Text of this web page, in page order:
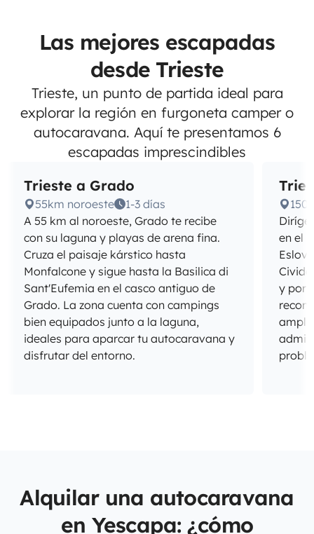
Las mejores escapadas
desde Trieste
Trieste, un punto de partida ideal para
explorar la región en furgoneta camper o
autocaravana. Aquí te presentamos 6
escapadas imprescindibles
Trieste a Grado
55km noroeste
1-3 días
A 55 km al noroeste, Grado te recibe
con su laguna y playas de arena fina.
Cruza el paisaje kárstico hasta
Monfalcone y sigue hasta la Basilica di
Sant'Eufemia en el casco antiguo de
Grado. La zona cuenta con campings
bien equipados junto a la laguna,
ideales para aparcar tu autocaravana y
disfrutar del entorno.
en el
y por
Alquilar una autocaravana
en Yescapa: ¿cómo